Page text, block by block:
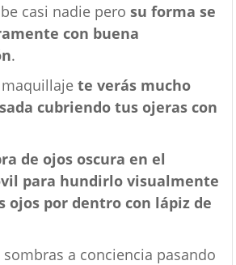
casi nadie pero su forma se
con buena
.
te verás mucho
cubriendo tus ojeras con
de ojos oscura en el
para hundirlo visualmente
ojos por dentro con lápiz de
a conciencia pasando